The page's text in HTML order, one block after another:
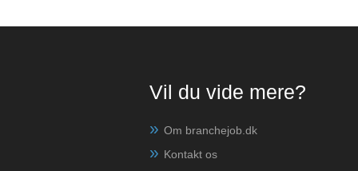
Vil du vide mere?
Om branchejob.dk
Kontakt os